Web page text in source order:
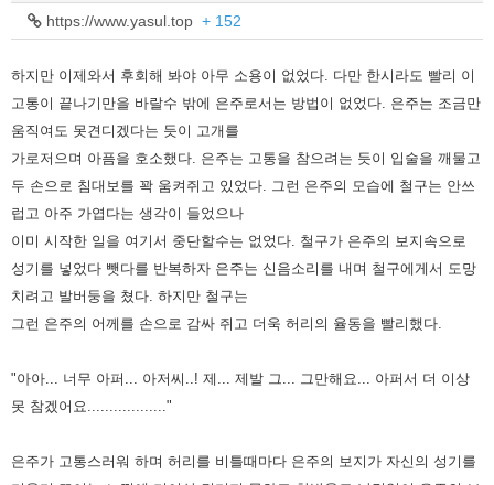
https://www.yasul.top + 152
하지만 이제와서 후회해 봐야 아무 소용이 없었다. 다만 한시라도 빨리 이
고통이 끝나기만을 바랄수 밖에 은주로서는 방법이 없었다. 은주는 조금만
움직여도 못견디겠다는 듯이 고개를
가로저으며 아픔을 호소했다. 은주는 고통을 참으려는 듯이 입술을 깨물고
두 손으로 침대보를 꽉 움켜쥐고 있었다. 그런 은주의 모습에 철구는 안쓰
럽고 아주 가엽다는 생각이 들었으나
이미 시작한 일을 여기서 중단할수는 없었다. 철구가 은주의 보지속으로
성기를 넣었다 뺏다를 반복하자 은주는 신음소리를 내며 철구에게서 도망
치려고 발버둥을 쳤다. 하지만 철구는
그런 은주의 어께를 손으로 감싸 쥐고 더욱 허리의 율동을 빨리했다.
"아아... 너무 아퍼... 아저씨..! 제... 제발 그... 그만해요... 아퍼서 더 이상
못 참겠어요.................."
은주가 고통스러워 하며 허리를 비틀때마다 은주의 보지가 자신의 성기를